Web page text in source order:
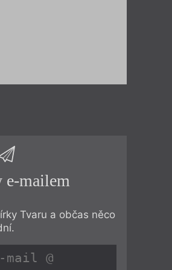
e-mailem
Tvaru a občas něco